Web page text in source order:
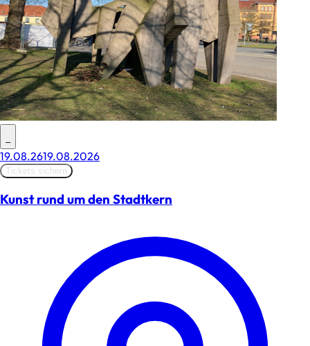
–
19.08.2619.08.2026
Tickets sichern
Kunst rund um den Stadtkern